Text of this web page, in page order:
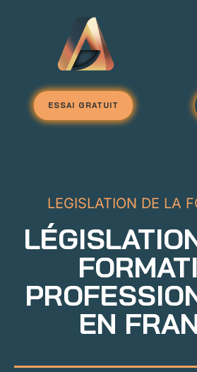
ESSAI GRATUIT
LEGISLATION DE LA
EN